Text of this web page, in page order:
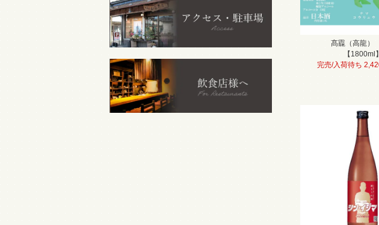
髙龗（高龍）
【1800ml】
完売/入荷待ち